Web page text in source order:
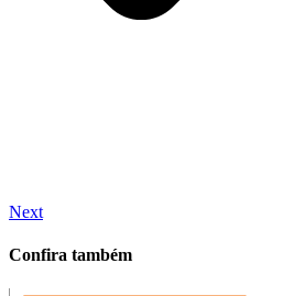
Next
Confira também